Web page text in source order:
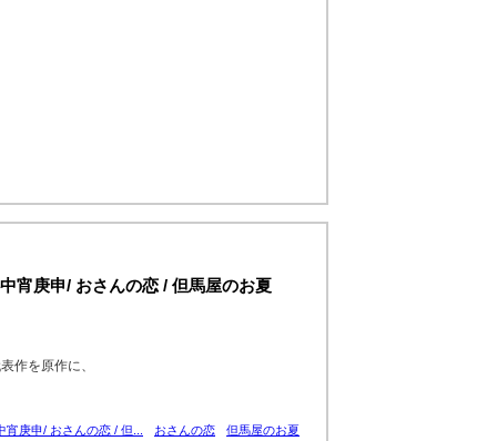
宵庚申/ おさんの恋 / 但馬屋のお夏
作を原作に、
庚申/ おさんの恋 / 但... おさんの恋 但馬屋のお夏